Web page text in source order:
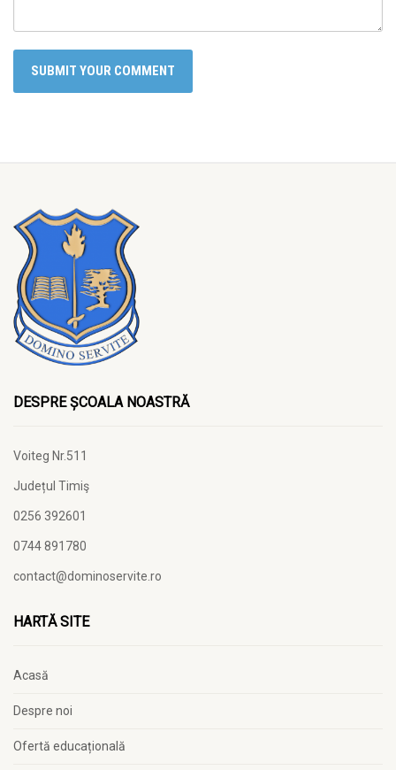
DESPRE ȘCOALA NOASTRĂ
Voiteg Nr.511
Județul Timiş
0256 392601
0744 891780
contact@dominoservite.ro
HARTĂ SITE
Acasă
Despre noi
Ofertă educațională